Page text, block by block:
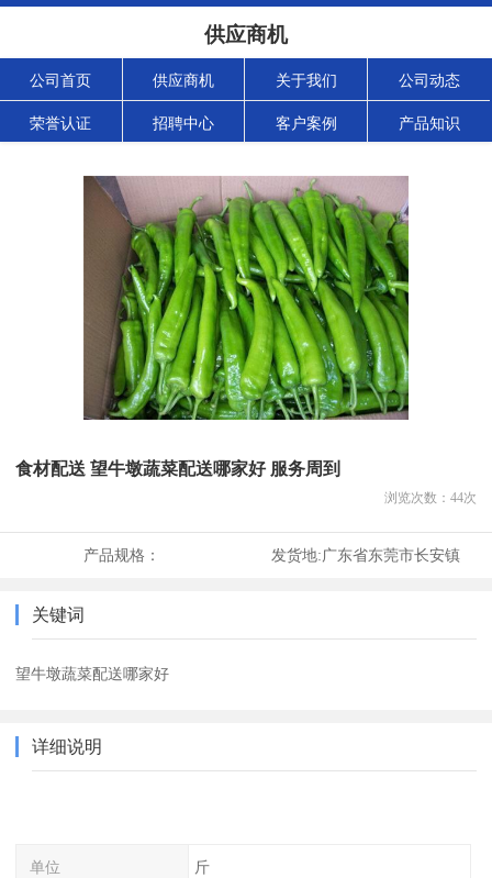
供应商机
公司首页 供应商机 关于我们 公司动态
荣誉认证 招聘中心 客户案例 产品知识
食材配送 望牛墩蔬菜配送哪家好 服务周到
浏览次数： 44次
产品规格： 发货地:广东省东莞市长安镇
关键词
望牛墩蔬菜配送哪家好
详细说明
单位 斤